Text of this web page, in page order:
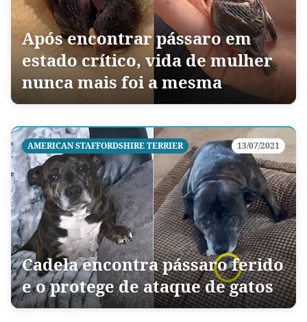
Após encontrar pássaro em
estado crítico, vida de mulher
nunca mais foi a mesma
AMERICAN STAFFORDSHIRE TERRIER 13/07/2021
Cadela encontra pássaro ferido
e o protege de ataque de gatos